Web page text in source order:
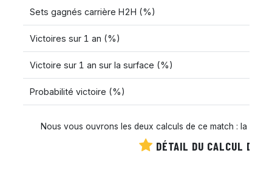
Sets gagnés carrière H2H (%)
Victoires sur 1 an (%)
Victoire sur 1 an sur la surface (%)
Probabilité victoire (%)
Nous vous ouvrons les deux calculs de ce match : la
DÉTAIL DU CALCUL DE